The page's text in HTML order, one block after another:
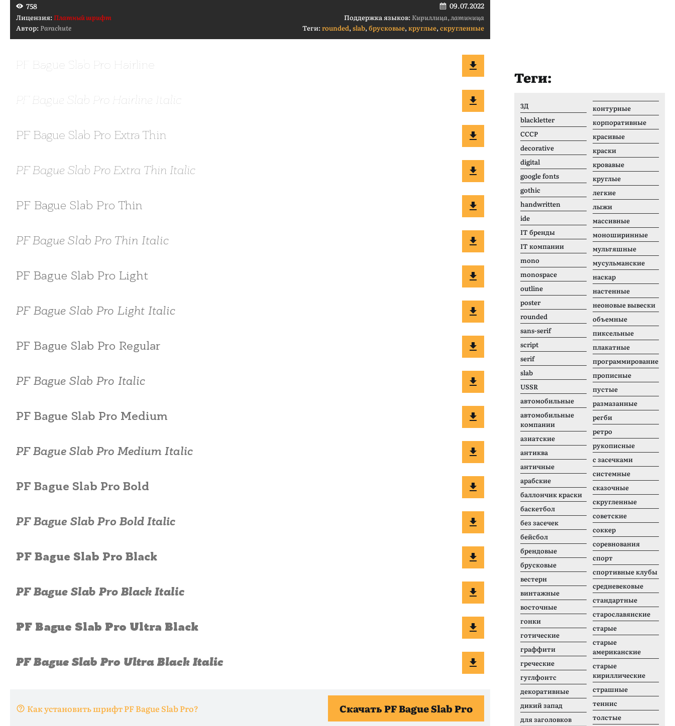
758 09.07.2022
Лицензия:Платный шрифт Поддержка языков:Кириллица, латиница
Автор:Parachute Теги:rounded,slab,брусковые,круглые,скругленные
Как установить шрифт PF Bague Slab Pro? Скачать PF Bague Slab Pro
Теги:
3Д
blackletter
CCCР
decorative
digital
google fonts
gothic
handwritten
ide
IT бренды
IT компании
mono
monospace
outline
poster
rounded
sans-serif
script
serif
slab
USSR
автомобильные
автомобильные
компании
азиатские
антиква
античные
арабские
баллончик краски
баскетбол
без засечек
бейсбол
брендовые
брусковые
вестерн
винтажные
восточные
гонки
готические
граффити
греческие
гуглфонтс
декоративные
дикий запад
для заголовков
контурные
корпоративные
красивые
краски
кровавые
круглые
легкие
лыжи
массивные
моноширинные
мультяшные
мусульманские
наскар
настенные
неоновые вывески
объемные
пиксельные
плакатные
программирование
прописные
пустые
размазанные
регби
ретро
рукописные
с засечками
системные
сказочные
скругленные
советские
соккер
соревнования
спорт
спортивные клубы
средневековые
стандартные
старославянские
старые
старые
американские
старые
кириллические
страшные
теннис
толстые